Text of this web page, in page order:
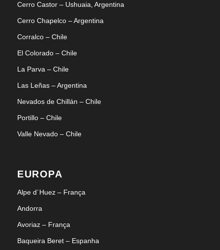
Cerro Castor – Ushuaia, Argentina
Cerro Chapelco – Argentina
Corralco – Chile
El Colorado – Chile
La Parva – Chile
Las Leñas – Argentina
Nevados de Chillán – Chile
Portillo – Chile
Valle Nevado – Chile
EUROPA
Alpe d´Huez – França
Andorra
Avoriaz – França
Baqueira Beret – Espanha